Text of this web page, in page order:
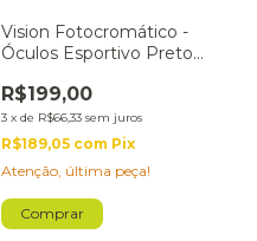
Vision Fotocromático -
Óculos Esportivo Preto
R$199,00
3 x de R$66,33 sem juros
R$189,05 com Pix
Atenção, última peça!